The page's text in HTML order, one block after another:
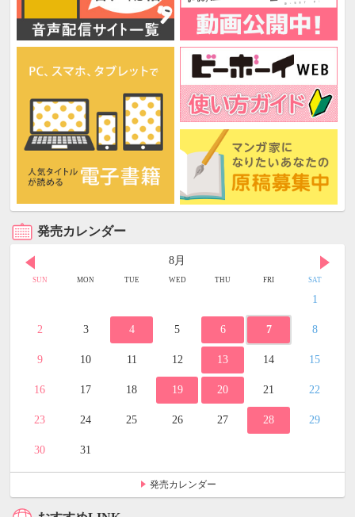
発売カレンダー
8月
SUN MON TUE WED THU FRI SAT
1
2 3 4 5 6 7 8
9 10 11 12 13 14 15
16 17 18 19 20 21 22
23 24 25 26 27 28 29
30 31
発売カレンダー